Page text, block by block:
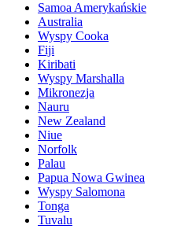
Samoa Amerykańskie
Australia
Wyspy Cooka
Fiji
Kiribati
Wyspy Marshalla
Mikronezja
Nauru
New Zealand
Niue
Norfolk
Palau
Papua Nowa Gwinea
Wyspy Salomona
Tonga
Tuvalu